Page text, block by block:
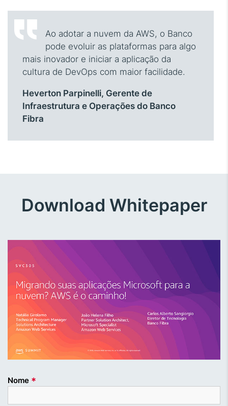
Ao adotar a nuvem da AWS, o Banco
pode evoluir as plataformas para algo
mais inovador e iniciar a aplicação da
cultura de DevOps com maior facilidade.
Heverton Parpinelli, Gerente de
Infraestrutura e Operações do Banco
Fibra
Download Whitepaper
Nome *